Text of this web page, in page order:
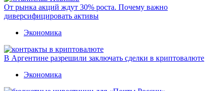
От рынка акций ждут 30% роста. Почему важно
диверсифицировать активы
Экономика
В Аргентине разрешили заключать сделки в криптовалюте
Экономика